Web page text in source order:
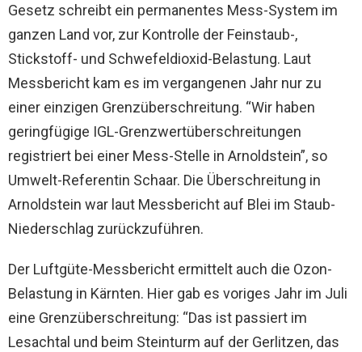
Gesetz schreibt ein permanentes Mess-System im
ganzen Land vor, zur Kontrolle der Feinstaub-,
Stickstoff- und Schwefeldioxid-Belastung. Laut
Messbericht kam es im vergangenen Jahr nur zu
einer einzigen Grenzüberschreitung. “Wir haben
geringfügige IGL-Grenzwertüberschreitungen
registriert bei einer Mess-Stelle in Arnoldstein”, so
Umwelt-Referentin Schaar. Die Überschreitung in
Arnoldstein war laut Messbericht auf Blei im Staub-
Niederschlag zurückzuführen.
Der Luftgüte-Messbericht ermittelt auch die Ozon-
Belastung in Kärnten. Hier gab es voriges Jahr im Juli
eine Grenzüberschreitung: “Das ist passiert im
Lesachtal und beim Steinturm auf der Gerlitzen, das